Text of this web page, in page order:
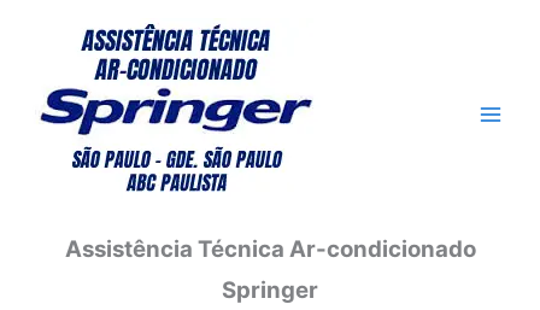
conteúdo
Assistência Técnica Ar-condicionado
Springer